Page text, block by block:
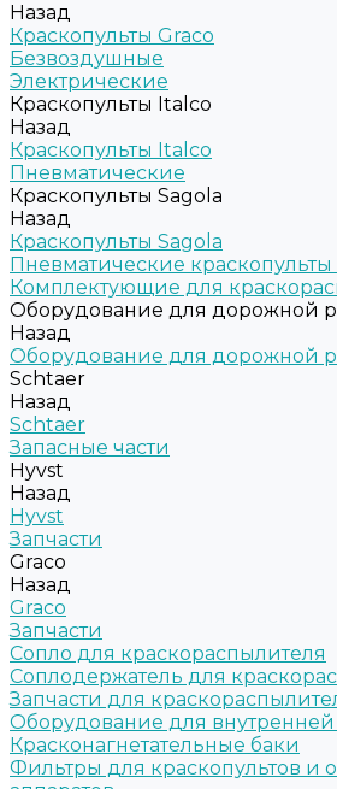
Назад
Краскопульты Graco
Безвоздушные
Электрические
Краскопульты Italco
Назад
Краскопульты Italco
Пневматические
Краскопульты Sagola
Назад
Краскопульты Sagola
Пневматические краскопульты
Комплектующие для
Оборудование для дорожной
Назад
Оборудование для дорожной
Schtaer
Назад
Schtaer
Запасные части
Hyvst
Назад
Hyvst
Запчасти
Graco
Назад
Graco
Запчасти
Сопло для краскораспылителя
Соплодержатель для
Запчасти для
Оборудование для внутренней
Красконагнетательные баки
Фильтры для краскопультов и